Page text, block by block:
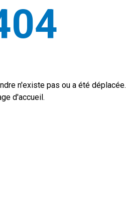
n'existe pas ou a été déplacée.
d'accueil.